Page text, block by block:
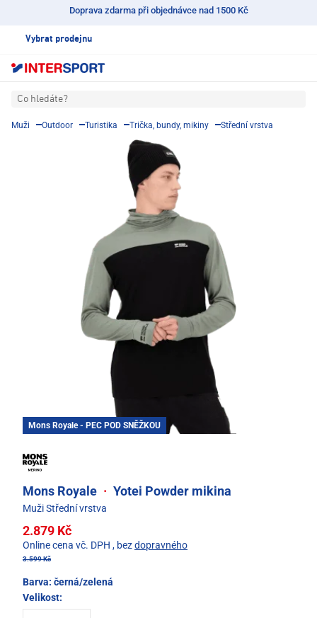
Doprava zdarma při objednávce nad 1500 Kč
Vybrat prodejnu
Co hledáte?
Muži Outdoor Turistika Trička, bundy, mikiny Střední vrstva
Mons Royale - PEC POD SNĚŽKOU
Mons Royale · Yotei Powder mikina
Muži Střední vrstva
2.879 Kč
Online cena vč. DPH , bezdopravného
3.599 Kč
Barva: černá/zelená
Velikost: